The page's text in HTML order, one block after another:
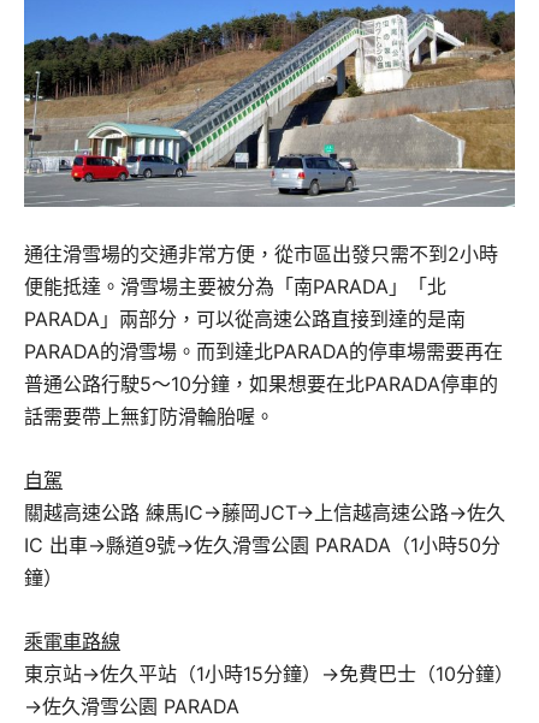
通往滑雪場的交通非常方便，從市區出發只需不到2小時
便能抵達。滑雪場主要被分為「南PARADA」「北
PARADA」兩部分，可以從高速公路直接到達的是南
PARADA的滑雪場。而到達北PARADA的停車場需要再在
普通公路行駛5～10分鐘，如果想要在北PARADA停車的
話需要帶上無釘防滑輪胎喔。
自駕
關越高速公路 練馬IC→藤岡JCT→上信越高速公路→佐久
IC 出車→縣道9號→佐久滑雪公園 PARADA（1小時50分
鐘）
乘電車路線
東京站→佐久平站（1小時15分鐘）→免費巴士（10分鐘）
→佐久滑雪公園 PARADA